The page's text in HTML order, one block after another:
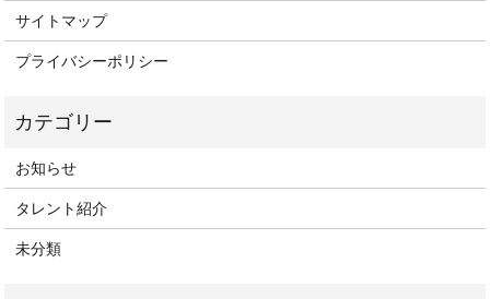
サイトマップ
プライバシーポリシー
お知らせ
タレント紹介
未分類